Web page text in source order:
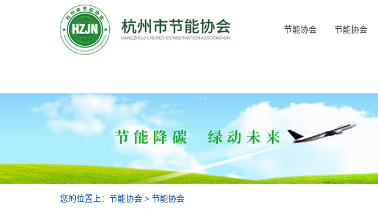
节能协会 节能协会 节能协会
您的位置上： 节能协会 > 节能协会